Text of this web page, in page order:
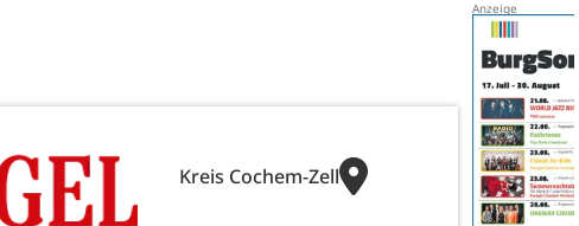
Kreis Cochem-Zell